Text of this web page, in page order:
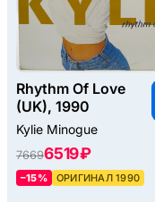
Rhythm Of Love
(UK), 1990
Kylie Minogue
76696519 ₽
–15% ОРИГИНАЛ 1990